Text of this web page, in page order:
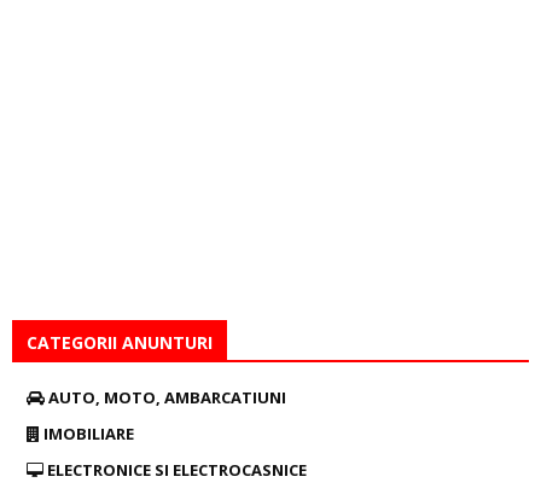
CATEGORII ANUNTURI
AUTO, MOTO, AMBARCATIUNI
IMOBILIARE
ELECTRONICE SI ELECTROCASNICE